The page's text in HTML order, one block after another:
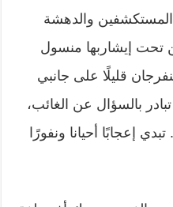
والدهشة
تحت إيشاربها منسول
قليلًا على جانبي
بالسؤال عن الغائب،
إعجابًا أحيانا ونفورًا